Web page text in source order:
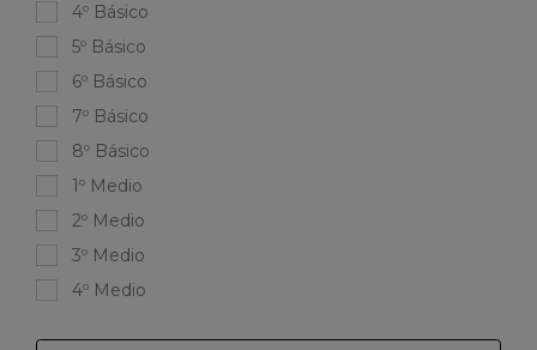
4º Básico
5º Básico
6º Básico
7º Básico
8º Básico
1º Medio
2º Medio
3º Medio
4º Medio